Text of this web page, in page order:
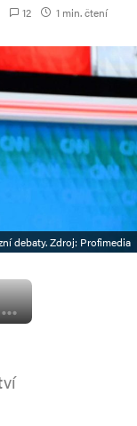
12 1 min. čtení
debaty. Zdroj: Profimedia